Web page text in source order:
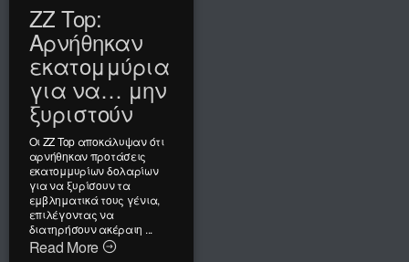
ZZ Top:
Αρνήθηκαν
εκατομμύρια
για να… μην
ξυριστούν
Οι ZZ Top αποκάλυψαν ότι
αρνήθηκαν προτάσεις
εκατομμυρίων δολαρίων
για να ξυρίσουν τα
εμβληματικά τους γένια,
επιλέγοντας να
διατηρήσουν ακέραιη ...
Read More